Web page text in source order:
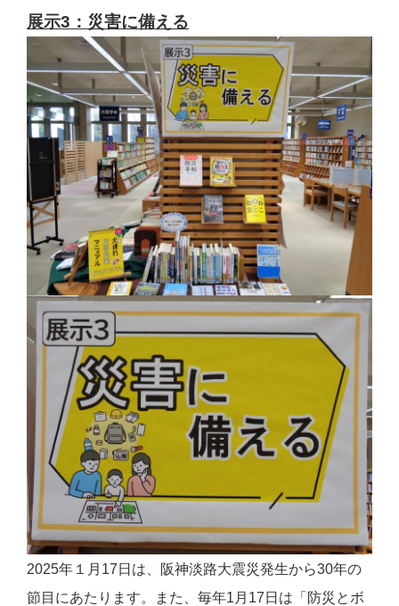
展示3：災害に備える
2025年１月17日は、阪神淡路大震災発生から30年の
節目にあたります。また、毎年1月17日は「防災とボ